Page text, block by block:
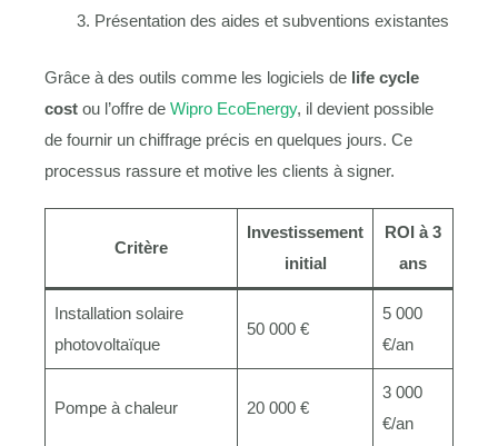
Présentation des aides et subventions existantes
Grâce à des outils comme les logiciels de life cycle
cost ou l’offre de Wipro EcoEnergy, il devient possible
de fournir un chiffrage précis en quelques jours. Ce
processus rassure et motive les clients à signer.
Critère
Investissement
initial
ROI à 3
ans
Installation solaire
photovoltaïque
50 000 €
5 000
€/an
Pompe à chaleur 20 000 €
3 000
€/an